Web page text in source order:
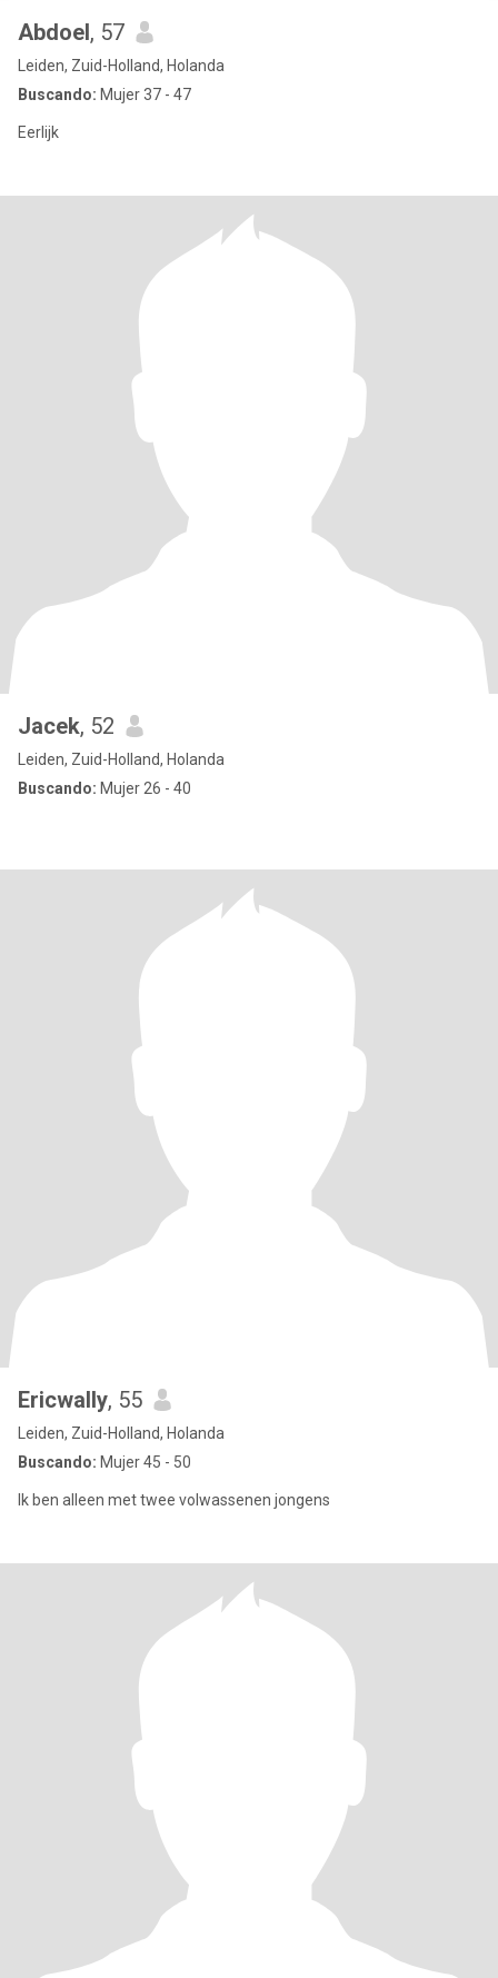
Abdoel, 57
Leiden, Zuid-Holland, Holanda
Buscando: Mujer 37 - 47
Eerlijk
Jacek, 52
Leiden, Zuid-Holland, Holanda
Buscando: Mujer 26 - 40
Ericwally, 55
Leiden, Zuid-Holland, Holanda
Buscando: Mujer 45 - 50
Ik ben alleen met twee volwassenen jongens